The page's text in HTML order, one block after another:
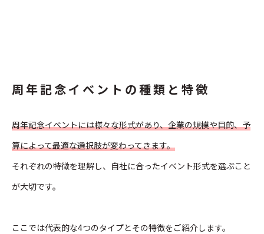
周年記念イベントの種類と特徴
周年記念イベントには様々な形式があり、企業の規模や目的、予
算によって最適な選択肢が変わってきます。
それぞれの特徴を理解し、自社に合ったイベント形式を選ぶこと
が大切です。
ここでは代表的な4つのタイプとその特徴をご紹介します。